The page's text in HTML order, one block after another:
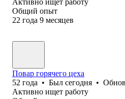
Общий опыт
22 года 9 месяцев
Повар горячего цеха
52 года • Был сегодня •
Активно ищет работу